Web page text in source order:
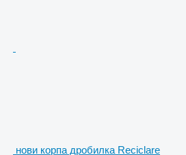
нови корпа дробилка Reciclare